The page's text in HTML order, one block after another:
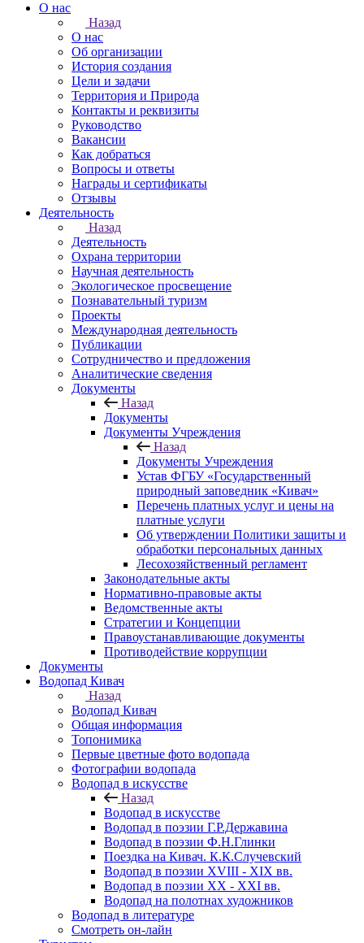
О нас
Назад
О нас
Об организации
История создания
Цели и задачи
Территория и Природа
Контакты и реквизиты
Руководство
Вакансии
Как добраться
Вопросы и ответы
Награды и сертификаты
Отзывы
Деятельность
Назад
Деятельность
Охрана территории
Научная деятельность
Экологическое просвещение
Познавательный туризм
Проекты
Международная деятельность
Публикации
Сотрудничество и предложения
Аналитические сведения
Документы
Назад
Документы
Документы Учреждения
Назад
Документы Учреждения
Устав ФГБУ «Государственный
природный заповедник «Кивач»
Перечень платных услуг и цены на
платные услуги
Об утверждении Политики защиты и
обработки персональных данных
Лесохозяйственный регламент
Законодательные акты
Нормативно-правовые акты
Ведомственные акты
Стратегии и Концепции
Правоустанавливающие документы
Противодействие коррупции
Документы
Водопад Кивач
Назад
Водопад Кивач
Общая информация
Топонимика
Первые цветные фото водопада
Фотографии водопада
Водопад в искусстве
Назад
Водопад в искусстве
Водопад в поэзии Г.Р.Державина
Водопад в поэзии Ф.Н.Глинки
Поездка на Кивач. К.К.Случевский
Водопад в поэзии XVIII - XIX вв.
Водопад в поэзии XX - XXI вв.
Водопад на полотнах художников
Водопад в литературе
Смотреть он-лайн